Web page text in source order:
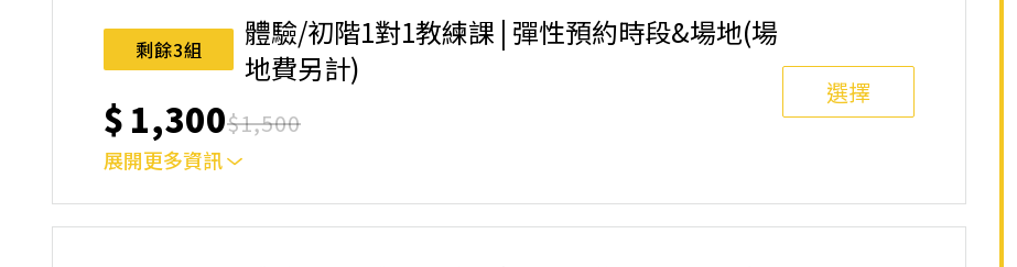
剩餘3組
體驗/初階1對1教練課 | 彈性預約時段&場地(場
地費另計)
$ 1,300$1,500
展開更多資訊
選擇
上課地點：台中市東區環中東路五段52號(西雅圖室內匹克球俱樂部)⚠️ 報名前請先參閱【報名與課程異